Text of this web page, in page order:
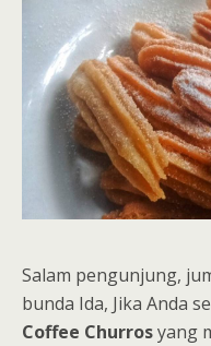
Salam pengunjung,
bunda Ida, Jika Anda
Coffee Churrosyang